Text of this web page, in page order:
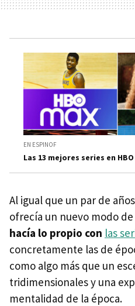
EN ESPINOF
Las 13 mejores series en
Al igual que un par de
ofrecía un nuevo modo
hacía lo propio con las
concretamente las de
como algo más que un
tridimensionales y una
mentalidad de la época.